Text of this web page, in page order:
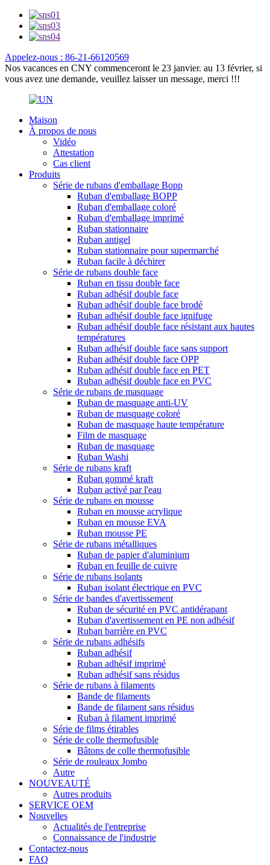
Appelez-nous : 86-21-66120569
Nos vacances en CNY commenceront le 23 janvier. au 13 février, si
vous avez une demande, veuillez laisser un message, merci !!!
Maison
À propos de nous
Vidéo
Attestation
Cas client
Produits
Série de rubans d'emballage Bopp
Ruban d'emballage BOPP
Ruban d'emballage coloré
Ruban d'emballage imprimé
Ruban stationnaire
Ruban antigel
Ruban stationnaire pour supermarché
Ruban facile à déchirer
Série de rubans double face
Ruban en tissu double face
Ruban adhésif double face
Ruban adhésif double face brodé
Ruban adhésif double face ignifuge
Ruban adhésif double face résistant aux hautes
températures
Ruban adhésif double face sans support
Ruban adhésif double face OPP
Ruban adhésif double face en PET
Ruban adhésif double face en PVC
Série de rubans de masquage
Ruban de masquage anti-UV
Ruban de masquage coloré
Ruban de masquage haute température
Film de masquage
Ruban de masquage
Ruban Washi
Série de rubans kraft
Ruban gommé kraft
Ruban activé par l'eau
Série de rubans en mousse
Ruban en mousse acrylique
Ruban en mousse EVA
Ruban mousse PE
Série de rubans métalliques
Ruban de papier d'aluminium
Ruban en feuille de cuivre
Série de rubans isolants
Ruban isolant électrique en PVC
Série de bandes d'avertissement
Ruban de sécurité en PVC antidérapant
Ruban d'avertissement en PE non adhésif
Ruban barrière en PVC
Série de rubans adhésifs
Ruban adhésif
Ruban adhésif imprimé
Ruban adhésif sans résidus
Série de rubans à filaments
Bande de filaments
Bande de filament sans résidus
Ruban à filament imprimé
Série de films étirables
Série de colle thermofusible
Bâtons de colle thermofusible
Série de rouleaux Jombo
Autre
NOUVEAUTÉ
Autres produits
SERVICE OEM
Nouvelles
Actualités de l'entreprise
Connaissance de l'industrie
Contactez-nous
FAQ